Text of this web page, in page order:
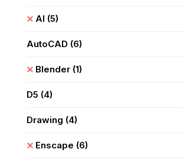
AI (5)
AutoCAD (6)
Blender (1)
D5 (4)
Drawing (4)
Enscape (6)